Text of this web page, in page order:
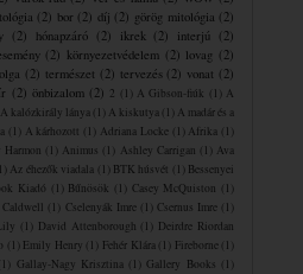
(2) bor (2) díj (2) görög mitológia (2)
(2) hónapzáró (2) ikrek (2) interjú (2)
(2) környezetvédelem (2) lovag (2)
(2) természet (2) tervezés (2) vonat (2)
ír (2) önbizalom (2) 2 (1) A Gibson-fiúk (1) A
A kalózkirály lánya (1) A kiskutya (1) A madár és a
(1) A ​kárhozott (1) Adriana Locke (1) Afrika
(1)
Harmon (1) Animus (1) Ashley Carrigan (1) Ava
(1) Az éhezők viadala (1) BTK húsvét (1) Bessenyei
Kiadó (1) Bűnösök (1) Casey McQuiston
(1)
(1) Cselenyák Imre (1) Csernus Imre
(1)
(1) David Attenborough (1) Deirdre Riordan
(1) Emily Henry (1) Fehér Klára (1) Fireborne (1)
(1) Gallay-Nagy Krisztina (1) Gallery Books
(1)